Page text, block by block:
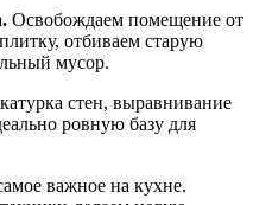
Освобождаем помещение от
отбиваем старую
мусор.
стен, выравнивание
ровную базу для
важное на кухне.